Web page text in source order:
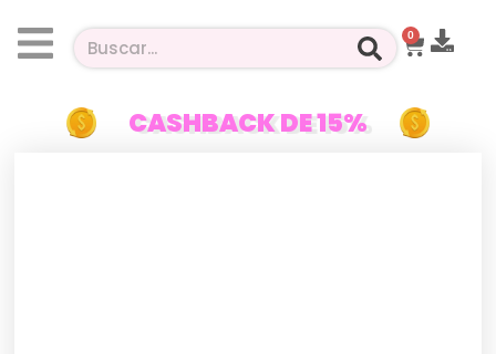
0
CASHBACK DE 15%